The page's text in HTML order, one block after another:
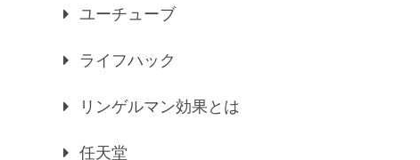
ユーチューブ
ライフハック
リンゲルマン効果とは
任天堂